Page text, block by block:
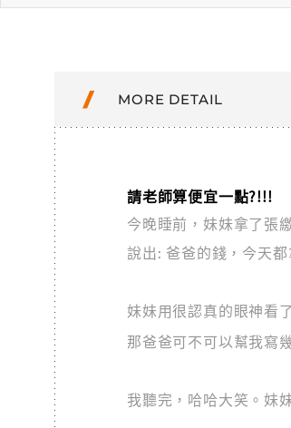
MORE DETAIL
請老師算便宜一點?!!!
今晚睡前，妹妹拿了張
說出: 爸爸的錢，今天
妹妹用很認真的眼神看
那爸爸可不可以幫我寫
我聽完，哈哈大笑。妹